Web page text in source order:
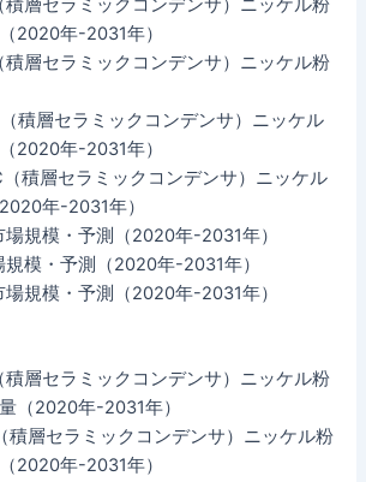
積層セラミックコンデンサ）ニッケル粉
2020年-2031年）
積層セラミックコンデンサ）ニッケル粉
積層セラミックコンデンサ）ニッケル
2020年-2031年）
積層セラミックコンデンサ）ニッケル
年-2031年）
規模・予測（2020年-2031年）
模・予測（2020年-2031年）
規模・予測（2020年-2031年）
積層セラミックコンデンサ）ニッケル粉
（2020年-2031年）
積層セラミックコンデンサ）ニッケル粉
2020年-2031年）